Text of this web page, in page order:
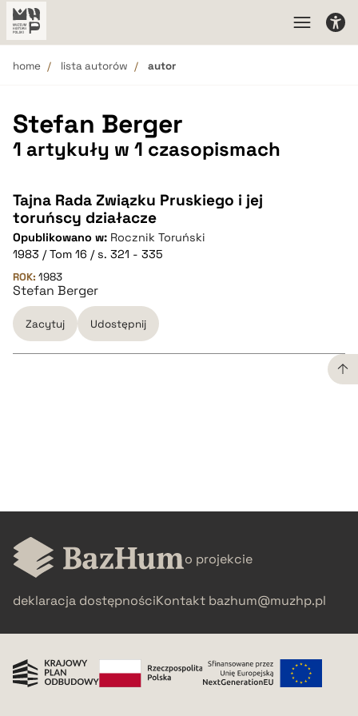
home lista autorów autor
Stefan Berger
1 artykuły w 1 czasopismach
Tajna Rada Związku Pruskiego i jej
toruńscy działacze
Opublikowano w: Rocznik Toruński
1983 / Tom 16 / s. 321 - 335
ROK: 1983
Stefan Berger
Zacytuj Udostępnij
pobierz cytat
o projekcie
deklaracja dostępnościKontakt bazhum@muzhp.pl